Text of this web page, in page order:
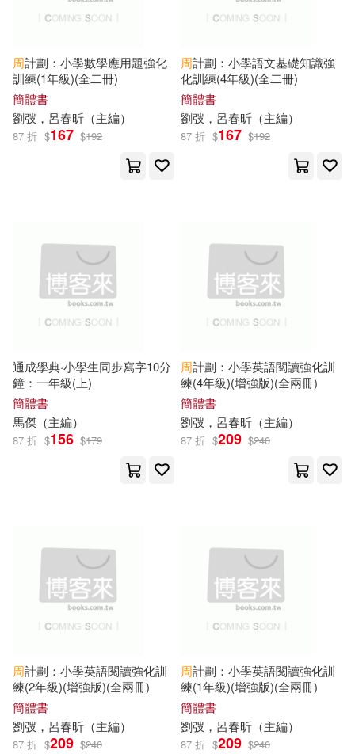
麻道明(13)
黃甫林（主編）(13)
sakumi hanada(12)
《健康大講堂》編委會主編(12)
三浦ひらく|月神サキ|アオイ冬子(1
中公教育教師招聘考試研究院(12)
吳琳（主編）(12)
尹安春（主編）(12)
張志華（主編）(12)
徐井才（主編）(12)
晴晨圖書工作室（主編）(12)
李珂（主編）(12)
中國對外翻譯出版公司(81)
南方日報出版社(81)
江西美術出版社(81)
MTEX(79) 氣象出版社(79)
江蘇人民出版社(79)
湖南師範大學出版社(78)
山東教育出版社(77)
西南財經大學出版社(77)
中國書籍出版社(75)
同濟大學出版社(75)
人民日報出版社(72)
周計劃：小學數學應用題強化
訓練(1年級)(全二冊)
簡體書
劉弢，呂春昕（主編）
87 折 $167 $192
周計劃：小學語文基礎知識強
化訓練(4年級)(全二冊)
簡體書
劉弢，呂春昕（主編）
87 折 $167 $192
通成學典·小學生同步寫字10分
鐘：一年級(上)
簡體書
馬傑（主編）
87 折 $156 $179
周計劃：小學英語閱讀強化訓
練(4年級)(增強版)(全兩冊)
簡體書
劉弢，呂春昕（主編）
87 折 $209 $240
周計劃：小學英語閱讀強化訓
練(2年級)(增強版)(全兩冊)
簡體書
劉弢，呂春昕（主編）
87 折 $209 $240
周計劃：小學英語閱讀強化訓
練(1年級)(增強版)(全兩冊)
簡體書
劉弢，呂春昕（主編）
87 折 $209 $240